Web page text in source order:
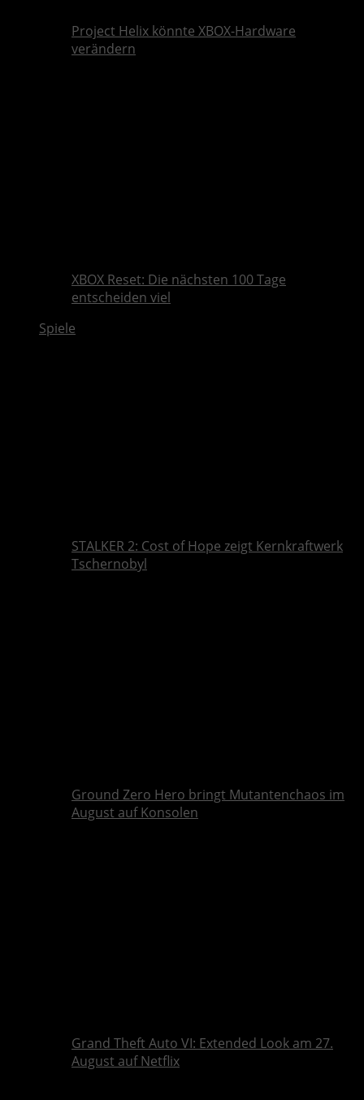
Project Helix könnte XBOX-Hardware
verändern
XBOX Reset: Die nächsten 100 Tage
entscheiden viel
Spiele
STALKER 2: Cost of Hope zeigt Kernkraftwerk
Tschernobyl
Ground Zero Hero bringt Mutantenchaos im
August auf Konsolen
Grand Theft Auto VI: Extended Look am 27.
August auf Netflix